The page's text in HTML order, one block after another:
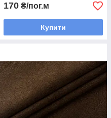
170 ₴/пог.м
Купити